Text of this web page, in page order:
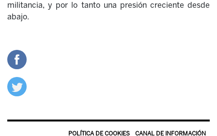
militancia, y por lo tanto una presión creciente desde
abajo.
POLÍTICA DE COOKIES
CANAL DE INFORMACIÓN